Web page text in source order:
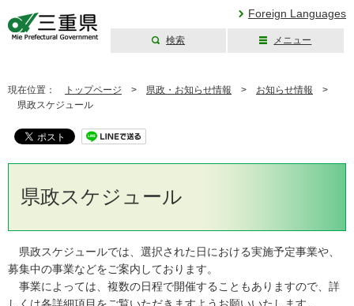
Foreign Languages
検索 メニュー
現在位置： トップページ > 県政・お知らせ情報 > お知らせ情報 >
県政スケジュール
県政スケジュール
県政スケジュールでは、選択された日における実施予定事業や、
募集中の事業などをご案内しております。
事業によっては、複数の日程で開催することもありますので、詳